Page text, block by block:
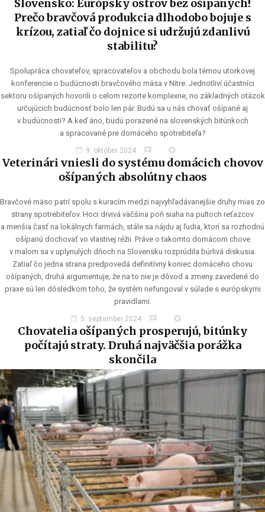
Slovensko: Európsky ostrov bez ošípaných!
Prečo bravčová produkcia dlhodobo bojuje s
krízou, zatiaľ čo dojnice si udržujú zdanlivú
stabilitu?
Spolupráca chovateľov, spracovateľov a obchodu bola témou utorkovej
konferencie o budúcnosti bravčového mäsa v Nitre. Jednotliví účastníci
sektoru ošípaných hovorili o celom rezorte komplexne, no základných otázok
určujúcich budúcnosť bolo len pár. Budú sa u nás chovať ošípané aj
v budúcnosti? A keď áno, budú porazené na slovenských bitúnkoch
a spracované pre domáceho spotrebiteľa?
date_range 9. október 2024 chat stars
Veterinári vniesli do systému domácich chovov
ošípaných absolútny chaos
Bravčové mäso patrí spolu s kuracím medzi najvyhľadávanejšie druhy mias zo
strany spotrebiteľov. Hoci drvivá väčšina poň siaha na pultoch reťazcov
a menšia časť na lokálnych farmách, stále sa nájdu aj ľudia, ktorí sa rozhodnú
ošípanú dochovať vo vlastnej réžii. Práve o takomto domácom chove
v malom sa v uplynulých dňoch na Slovensku rozprúdila búrlivá diskusia.
Zatiaľ čo jedna strana predpovedá definitívny koniec domáceho chovu
ošípaných, druhá argumentuje, že na to nie je dôvod a zmeny zavedené do
praxe sú len dôsledkom toho, že systém nefungoval v súlade s európskymi
pravidlami.
date_range 5. september 2024 chat stars
Chovatelia ošípaných prosperujú, bitúnky
počítajú straty. Druhá najväčšia porážka
skončila